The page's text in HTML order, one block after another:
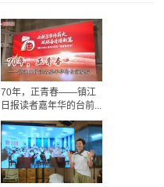
70年，正青春——镇江
日报读者嘉年华的台前...